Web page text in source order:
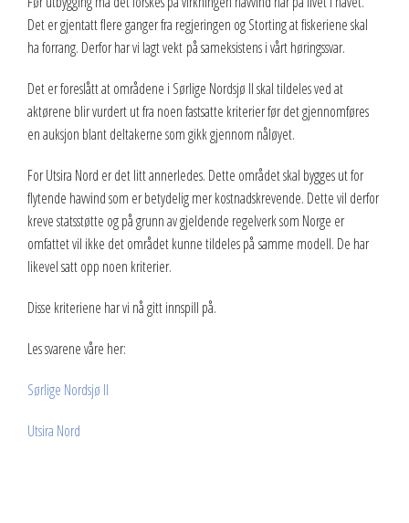
2016
2014
2013
2012
Vedtekter
Advokatbistand
Det er gjentatt flere ganger fra regjeringen og Storting at fiskeriene skal
ha forrang. Derfor har vi lagt vekt på sameksistens i vårt høringssvar.
Det er foreslått at områdene i Sørlige Nordsjø II skal tildeles ved at
aktørene blir vurdert ut fra noen fastsatte kriterier før det gjennomføres
en auksjon blant deltakerne som gikk gjennom nåløyet.
For Utsira Nord er det litt annerledes. Dette området skal bygges ut for
flytende havvind som er betydelig mer kostnadskrevende. Dette vil derfor
kreve statsstøtte og på grunn av gjeldende regelverk som Norge er
omfattet vil ikke det området kunne tildeles på samme modell. De har
likevel satt opp noen kriterier.
Disse kriteriene har vi nå gitt innspill på.
Les svarene våre her:
Sørlige Nordsjø II
Utsira Nord